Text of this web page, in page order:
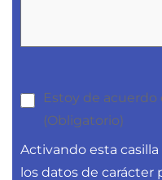
Estoy de acuerdo
(Obligatorio)
Activando esta
los datos de carácter